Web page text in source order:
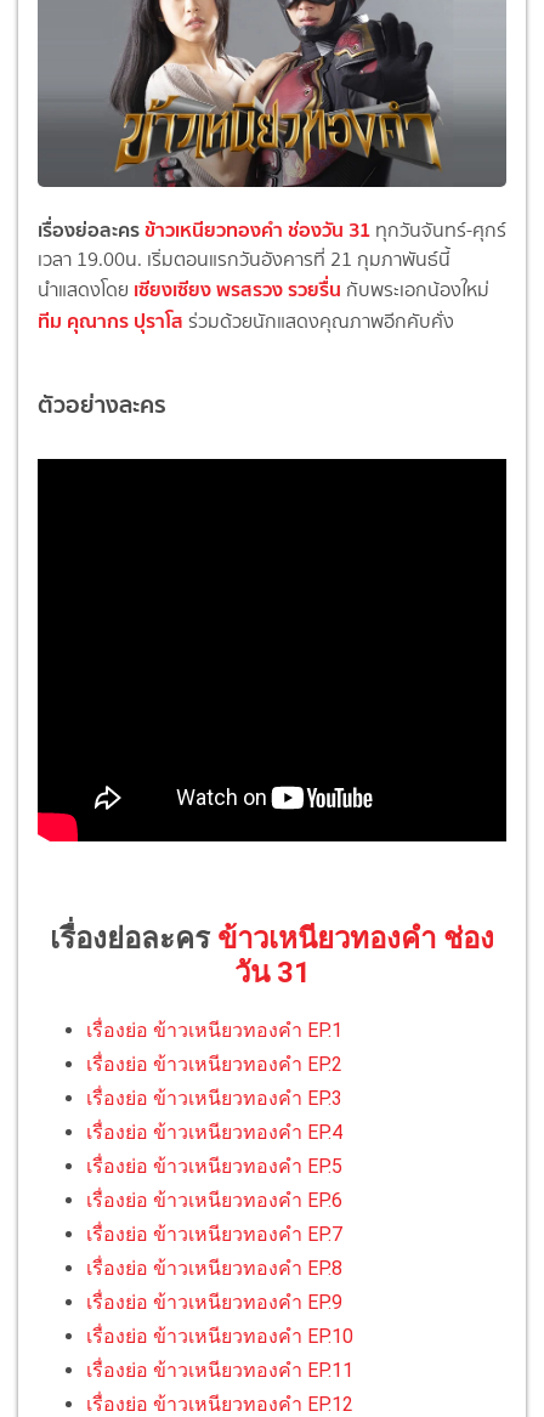
เรื่องย่อละครข้าวเหนียวทองคำ ช่องวัน 31 ทุกวันจันทร์-ศุกร์
เวลา 19.00น. เริ่มตอนแรกวันอังคารที่ 21 กุมภาพันธ์นี้
นำแสดงโดย เซียงเซียง พรสรวง รวยรื่น กับพระเอกน้องใหม่
ทีม คุณากร ปุราโส ร่วมด้วยนักแสดงคุณภาพอีกคับคั่ง
ตัวอย่างละคร
เรื่องย่อละคร ข้าวเหนียวทองคำ ช่อง
วัน 31
เรื่องย่อ ข้าวเหนียวทองคำ EP.1
เรื่องย่อ ข้าวเหนียวทองคำ EP.2
เรื่องย่อ ข้าวเหนียวทองคำ EP.3
เรื่องย่อ ข้าวเหนียวทองคำ EP.4
เรื่องย่อ ข้าวเหนียวทองคำ EP.5
เรื่องย่อ ข้าวเหนียวทองคำ EP.6
เรื่องย่อ ข้าวเหนียวทองคำ EP.7
เรื่องย่อ ข้าวเหนียวทองคำ EP.8
เรื่องย่อ ข้าวเหนียวทองคำ EP.9
เรื่องย่อ ข้าวเหนียวทองคำ EP.10
เรื่องย่อ ข้าวเหนียวทองคำ EP.11
เรื่องย่อ ข้าวเหนียวทองคำ EP.12